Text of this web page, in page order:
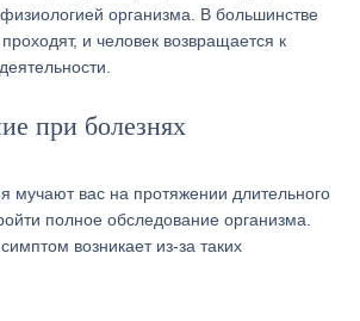
организма. В большинстве
и человек возвращается к
при болезнях
мучают вас на протяжении длительного
полное обследование организма.
возникает из-за таких